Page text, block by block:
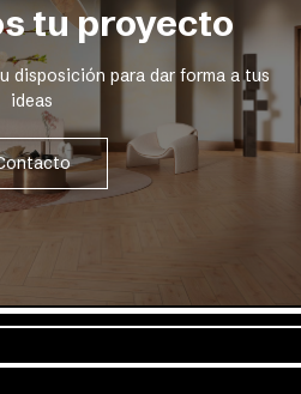
tu proyecto
disposición para dar forma a tus
ideas